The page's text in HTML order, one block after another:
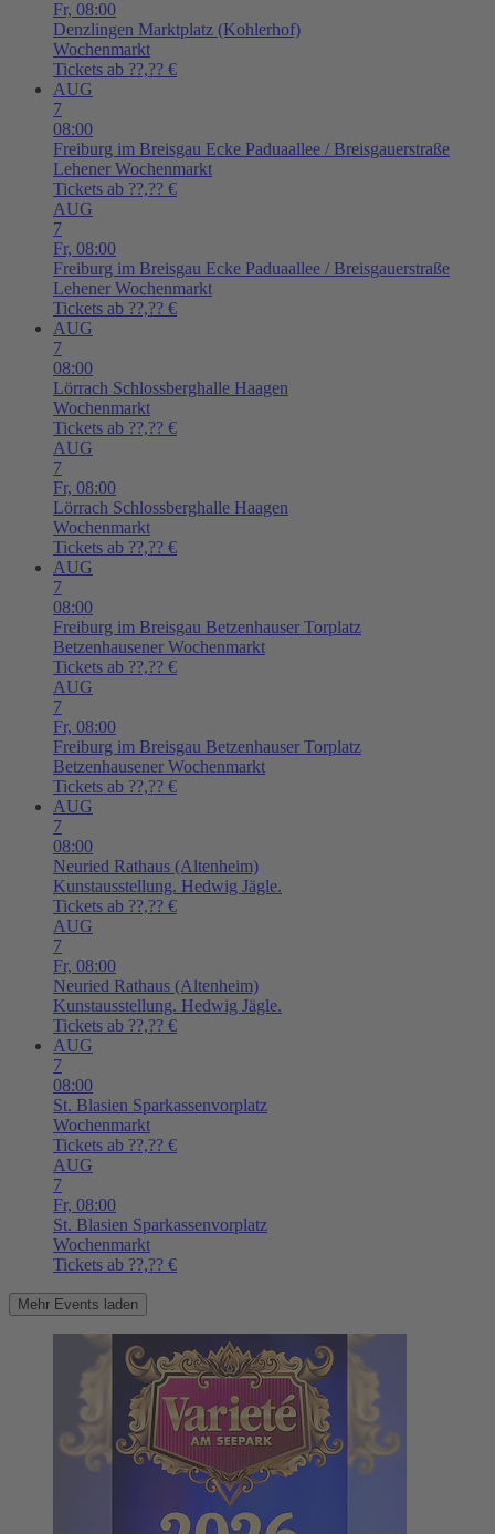
Fr, 08:00
Denzlingen Marktplatz (Kohlerhof)
Wochenmarkt
Tickets ab ??,?? €
AUG
7
08:00
Freiburg im Breisgau Ecke Paduaallee / Breisgauerstraße
Lehener Wochenmarkt
Tickets ab ??,?? €
AUG
7
Fr, 08:00
Freiburg im Breisgau Ecke Paduaallee / Breisgauerstraße
Lehener Wochenmarkt
Tickets ab ??,?? €
AUG
7
08:00
Lörrach Schlossberghalle Haagen
Wochenmarkt
Tickets ab ??,?? €
AUG
7
Fr, 08:00
Lörrach Schlossberghalle Haagen
Wochenmarkt
Tickets ab ??,?? €
AUG
7
08:00
Freiburg im Breisgau Betzenhauser Torplatz
Betzenhausener Wochenmarkt
Tickets ab ??,?? €
AUG
7
Fr, 08:00
Freiburg im Breisgau Betzenhauser Torplatz
Betzenhausener Wochenmarkt
Tickets ab ??,?? €
AUG
7
08:00
Neuried Rathaus (Altenheim)
Kunstausstellung. Hedwig Jägle.
Tickets ab ??,?? €
AUG
7
Fr, 08:00
Neuried Rathaus (Altenheim)
Kunstausstellung. Hedwig Jägle.
Tickets ab ??,?? €
AUG
7
08:00
St. Blasien Sparkassenvorplatz
Wochenmarkt
Tickets ab ??,?? €
AUG
7
Fr, 08:00
St. Blasien Sparkassenvorplatz
Wochenmarkt
Tickets ab ??,?? €
Mehr Events laden